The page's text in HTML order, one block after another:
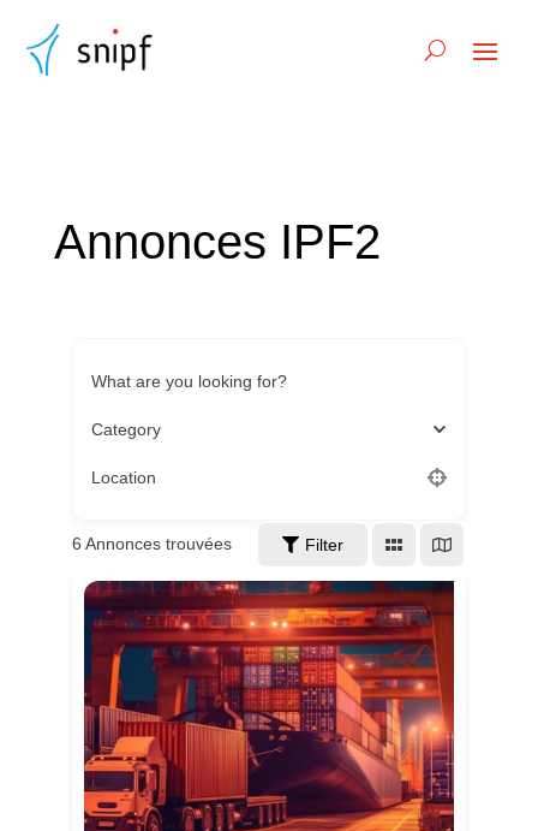
Annonces IPF2
What are you looking for?
Category
Location
6 Annonces trouvées Filter